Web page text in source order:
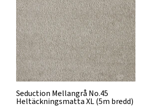
Seduction Mellangrå No.45
Heltäckningsmatta XL (5m bredd)